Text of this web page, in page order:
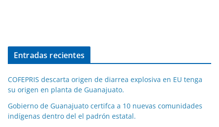
Entradas recientes
COFEPRIS descarta origen de diarrea explosiva en EU tenga
su origen en planta de Guanajuato.
Gobierno de Guanajuato certifca a 10 nuevas comunidades
indígenas dentro del el padrón estatal.